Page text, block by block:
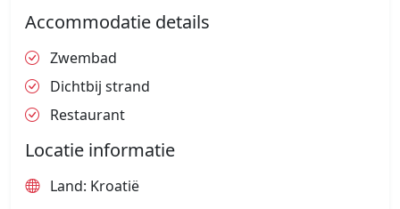
Accommodatie details
Zwembad
Dichtbij strand
Restaurant
Locatie informatie
Land: Kroatië